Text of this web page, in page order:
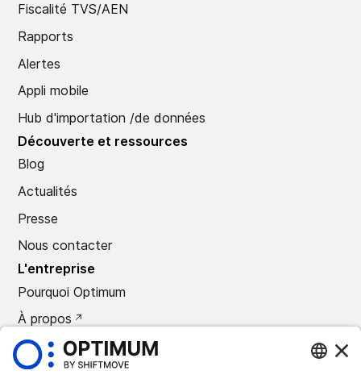
Fiscalité TVS/AEN
Rapports
Alertes
Appli mobile
Hub d'importation /de données
Découverte et ressources
Blog
Actualités
Presse
Nous contacter
L'entreprise
Pourquoi Optimum
À propos
CARRIÈRES
Presse